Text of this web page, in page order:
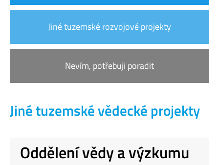
Jiné tuzemské vědecké projekty
Oddělení vědy a výzkumu
Jiné tuzemské rozvojové projekty
Nevím, potřebuji poradit